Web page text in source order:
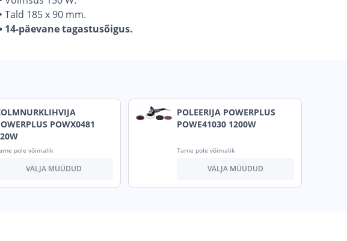
• Tald 185 x 90 mm.
14-päevane tagastusõigus.
POWX0481
pole võimalik
VÄLJA MÜÜDUD
POLEERIJA POWERPLUS
POWE41030 1200W
Tarne pole võimalik
VÄLJA MÜÜDUD